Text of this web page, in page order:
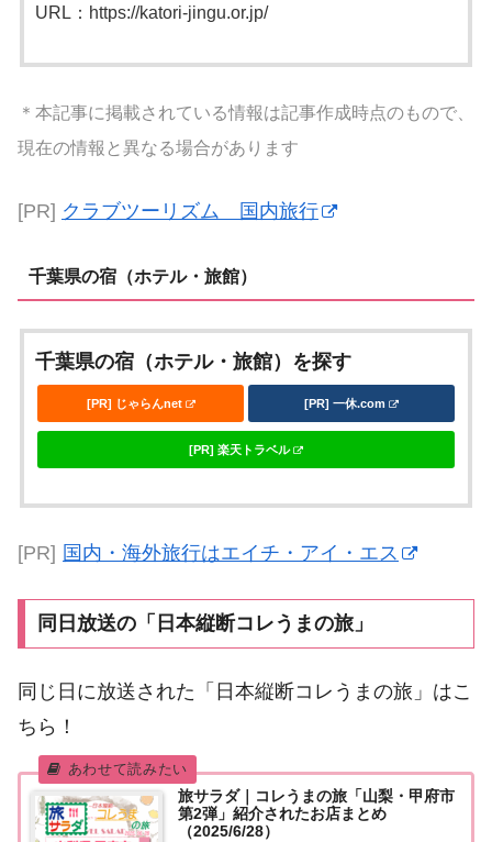
URL：https://katori-jingu.or.jp/
＊本記事に掲載されている情報は記事作成時点のもので、
現在の情報と異なる場合があります
[PR] クラブツーリズム 国内旅行
千葉県の宿（ホテル・旅館）
千葉県の宿（ホテル・旅館）を探す
[PR] じゃらんnet [PR] 一休.com
[PR] 楽天トラベル
[PR] 国内・海外旅行はエイチ・アイ・エス
同日放送の「日本縦断コレうまの旅」
同じ日に放送された「日本縦断コレうまの旅」はこ
ちら！
旅サラダ｜コレうまの旅「山梨・甲府市
第2弾」紹介されたお店まとめ
（2025/6/28）